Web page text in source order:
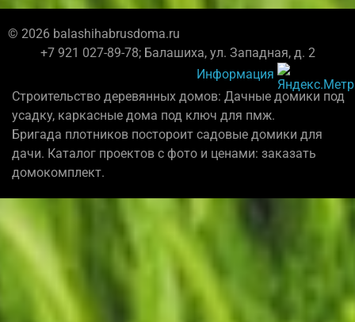
© 2026 balashihabrusdoma.ru
+7 921 027-89-78; Балашиха, ул. Западная, д. 2
Информация
Строительство деревянных домов: Дачные домики под
усадку, каркасные дома под ключ для пмж.
Бригада плотников постороит садовые домики для
дачи. Каталог проектов с фото и ценами: заказать
домокомплект.